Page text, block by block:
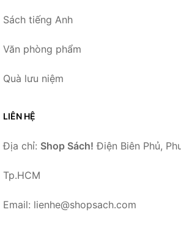
Sách tiếng Anh
Văn phòng phẩm
Quà lưu niệm
LIÊN HỆ
Địa chỉ: Shop Sách! Điện Biên Phủ,
Tp.HCM
Email: lienhe@shopsach.com